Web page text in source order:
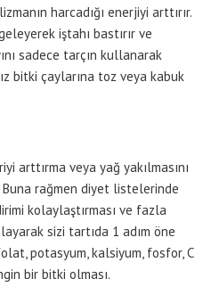
harcadığı enerjiyi arttırır.
iştahı bastırır ve
sadece tarçın kullanarak
bitki çaylarına toz veya kabuk
arttırma veya yağ yakılmasını
rağmen diyet listelerinde
kolaylaştırması ve fazla
sizi tartıda 1 adım öne
potasyum, kalsiyum, fosfor, C
bir bitki olması.